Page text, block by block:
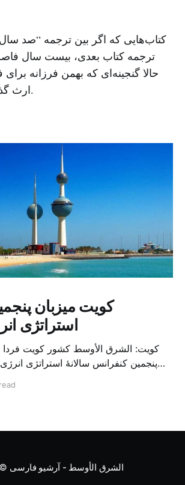
کتاب‌هایی که اگر بین ترجمه “صد سال
ترجمه کتاب بعدی‌، بیست سال
حالا گنجینه‌ای که بهمن فرزانه
ارث گذاشته، غنی‌تر بود.
کویت میزبان
استراتژی
کویت: الشرق الأوسط کشور کویت فردا
پنجمین کنفرانس سالانهٔ استراتژی
متخصص از شرکت‌های جهانی نفت و
الشرق الأوسط - آرشیو فارسی © ۲۰۲۶